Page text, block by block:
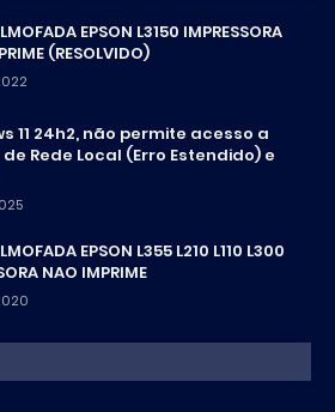
EPSON L3150 IMPRESSORA
(RESOLVIDO)
11 24h2, não permite acesso a
Rede Local (Erro Estendido) e
EPSON L355 L210 L110 L300
NAO IMPRIME